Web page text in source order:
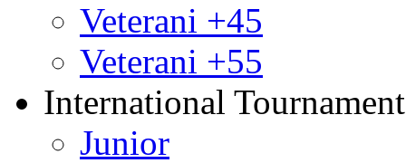
Veterani +45
Veterani +55
International
Junior